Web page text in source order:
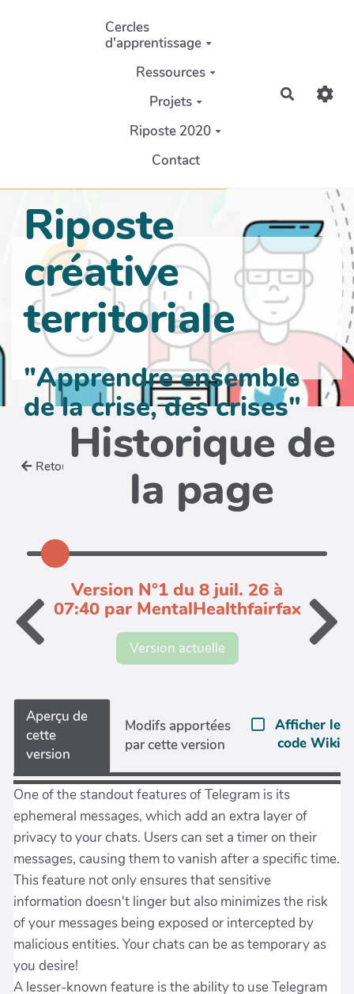
Aller au contenu principal
Cercles
d'apprentissage
Ressources
Projets
Riposte 2020
Contact
Riposte
créative
territoriale
"Apprendre ensemble
de la crise, des crises"
Retour Historique de
la page
Version N°1 du 8 juil. 26 à
07:40 par MentalHealthfairfax
Version actuelle
Aperçu de
cette
version
Modifs apportées
par cette version
Afficher le
code Wiki